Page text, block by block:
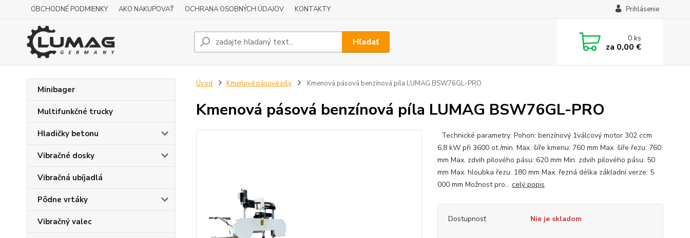
OBCHODNÉ PODMIENKY AKO NAKUPOVAŤ OCHRANA OSOBNÝCH ÚDAJOV KONTAKTY Prihlásenie
Hľadať 0ks
za 0,00 €
Minibager
Multifunkčné trucky
Hladičky betonu
Vibračné dosky
Vibračná ubíjadlá
Pôdne vrtáky
Vibračný valec
Úvod Kmeňové pásové píly Kmenová pásová benzínová píla LUMAG BSW76GL-PRO
Kmenová pásová benzínová píla LUMAG BSW76GL-PRO
Technické parametry: Pohon: benzínový 1válcový motor 302 ccm
6,8 kW při 3600 ot./min. Max. šíře kmenu: 760 mm Max. šíře řezu: 760
mm Max. zdvih pilového pásu: 620 mm Min. zdvih pilového pásu: 50
mm Max. hloubka řezu: 180 mm Max. řezná délka základní verze: 5
000 mm Možnost pro... celý popis
Dostupnosť Nie je skladom